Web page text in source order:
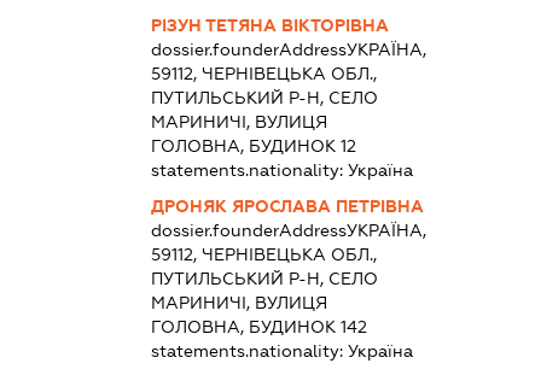
РІЗУН ТЕТЯНА ВІКТОРІВНА
dossier.founderAddressУКРАЇНА,
59112, ЧЕРНІВЕЦЬКА ОБЛ.,
ПУТИЛЬСЬКИЙ Р-Н, СЕЛО
МАРИНИЧІ, ВУЛИЦЯ
ГОЛОВНА, БУДИНОК 12
statements.nationality: Україна
ДРОНЯК ЯРОСЛАВА ПЕТРІВНА
dossier.founderAddressУКРАЇНА,
59112, ЧЕРНІВЕЦЬКА ОБЛ.,
ПУТИЛЬСЬКИЙ Р-Н, СЕЛО
МАРИНИЧІ, ВУЛИЦЯ
ГОЛОВНА, БУДИНОК 142
statements.nationality: Україна